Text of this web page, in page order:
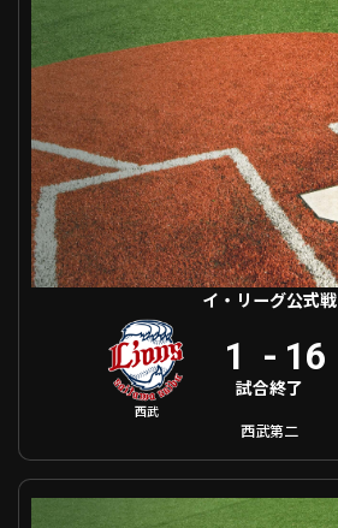
イ・リーグ公式戦
西武
1 - 16
試合終了
西武第二
イ・リーグ公式戦 北海道日本ハム VS 横浜DeNA